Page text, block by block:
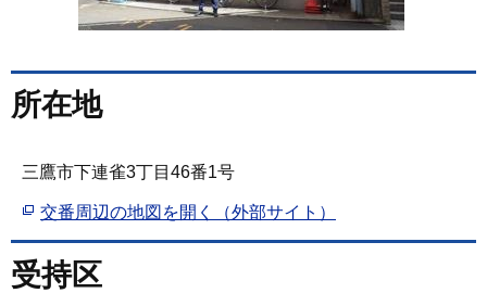
所在地
三鷹市下連雀3丁目46番1号
交番周辺の地図を開く（外部サイト）
受持区